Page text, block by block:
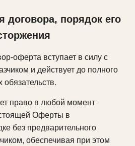
договора, порядок его
оферта вступает в силу с
и действует до полного
право в любой момент
Оферты в
без предварительного
обеспечивая при этом